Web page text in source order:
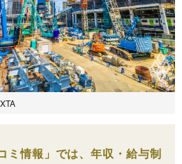
ミ情報」では、年収・給与制